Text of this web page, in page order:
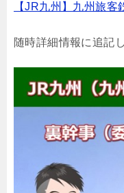
【JR九州】九州旅
随時詳細情報に追記